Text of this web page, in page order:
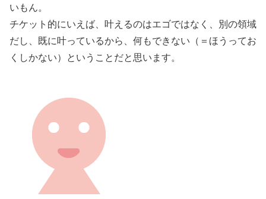
いもん。
チケット的にいえば、叶えるのはエゴではなく、別の領域
だし、既に叶っているから、何もできない（＝ほうってお
くしかない）ということだと思います。